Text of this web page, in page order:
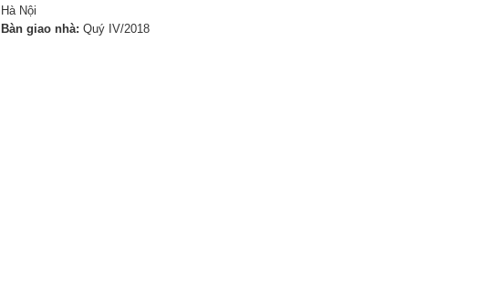
Hà Nội
Bàn giao nhà: Quý IV/2018